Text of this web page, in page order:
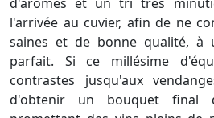
l'arrivée au cuvier, afin de ne
saines et de bonne qualité, à
parfait. Si ce millésime
contrastes jusqu'aux
d'obtenir un bouquet final